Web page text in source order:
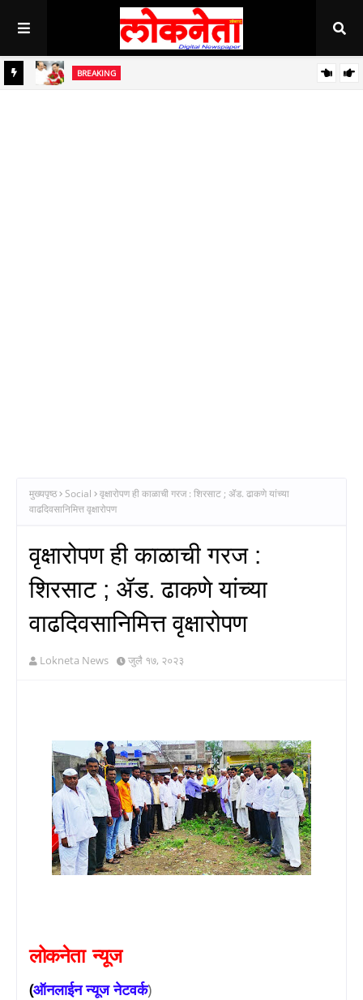
BREAKING
मुख्यपृष्ठ Social
वृक्षारोपण ही काळाची गरज : शिरसाट ; ॲड. ढाकणे यांच्या
वाढदिवसानिमित्त वृक्षारोपण
वृक्षारोपण ही काळाची गरज :
शिरसाट ; ॲड. ढाकणे यांच्या
वाढदिवसानिमित्त वृक्षारोपण
Lokneta News जुलै १७, २०२३
लोकनेता न्यूज
(ऑनलाईन न्यूज नेटवर्क)